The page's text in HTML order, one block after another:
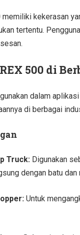
kekerasan
tertentu.
500 di
dalam
di berbagai
Truck: Digunakan
dengan batu
Untuk